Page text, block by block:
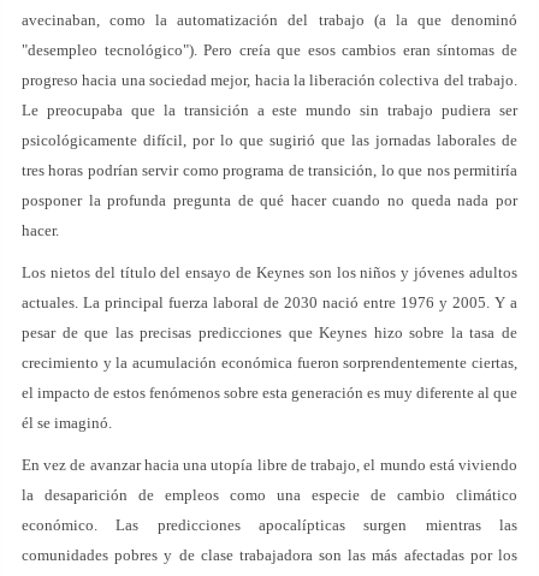
avecinaban, como la automatización del trabajo (a la que denominó
"desempleo tecnológico"). Pero creía que esos cambios eran síntomas de
progreso hacia una sociedad mejor, hacia la liberación colectiva del trabajo.
Le preocupaba que la transición a este mundo sin trabajo pudiera ser
psicológicamente difícil, por lo que sugirió que las jornadas laborales de
tres horas podrían servir como programa de transición, lo que nos permitiría
posponer la profunda pregunta de qué hacer cuando no queda nada por
hacer.
Los nietos del título del ensayo de Keynes son los niños y jóvenes adultos
actuales. La principal fuerza laboral de 2030 nació entre 1976 y 2005. Y a
pesar de que las precisas predicciones que Keynes hizo sobre la tasa de
crecimiento y la acumulación económica fueron sorprendentemente ciertas,
el impacto de estos fenómenos sobre esta generación es muy diferente al que
él se imaginó.
En vez de avanzar hacia una utopía libre de trabajo, el mundo está viviendo
la desaparición de empleos como una especie de cambio climático
económico. Las predicciones apocalípticas surgen mientras las
comunidades pobres y de clase trabajadora son las más afectadas por los